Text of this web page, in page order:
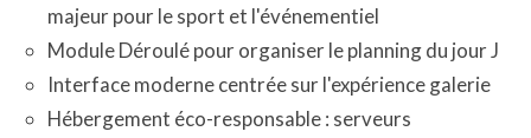
majeur pour le sport et l'événementiel
Module Déroulé pour organiser le planning du jour J
Interface moderne centrée sur l'expérience galerie
Hébergement éco-responsable : serveurs